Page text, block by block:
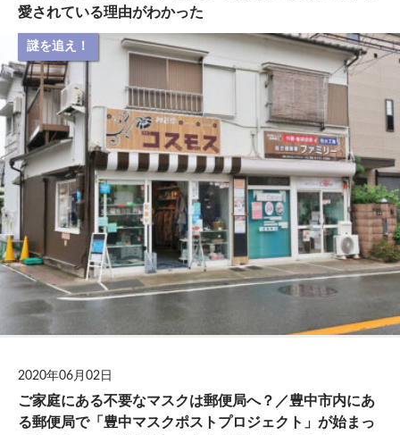
愛されている理由がわかった
謎を追え！
2020年06月02日
ご家庭にある不要なマスクは郵便局へ？／豊中市内にあ
る郵便局で「豊中マスクポストプロジェクト」が始まっ